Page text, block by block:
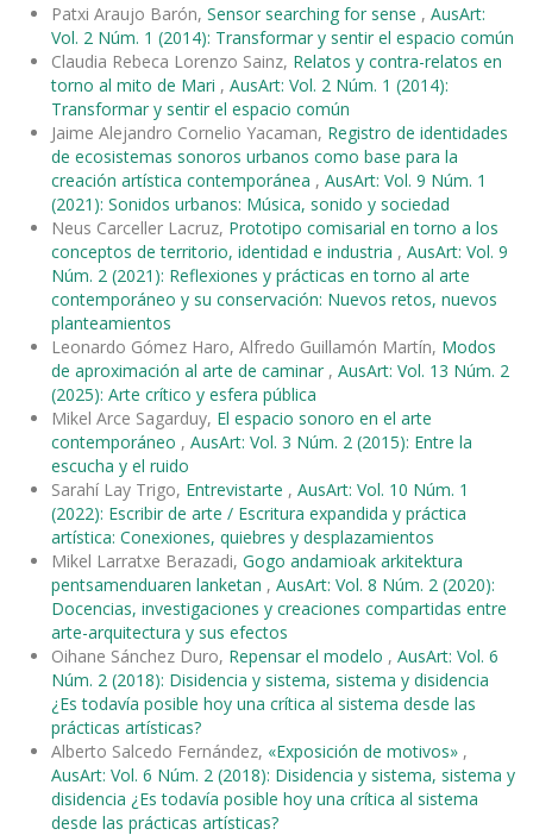
Patxi Araujo Barón, Sensor searching for sense , AusArt:
Vol. 2 Núm. 1 (2014): Transformar y sentir el espacio común
Claudia Rebeca Lorenzo Sainz, Relatos y contra-relatos en
torno al mito de Mari , AusArt: Vol. 2 Núm. 1 (2014):
Transformar y sentir el espacio común
Jaime Alejandro Cornelio Yacaman, Registro de identidades
de ecosistemas sonoros urbanos como base para la
creación artística contemporánea , AusArt: Vol. 9 Núm. 1
(2021): Sonidos urbanos: Música, sonido y sociedad
Neus Carceller Lacruz, Prototipo comisarial en torno a los
conceptos de territorio, identidad e industria , AusArt: Vol. 9
Núm. 2 (2021): Reflexiones y prácticas en torno al arte
contemporáneo y su conservación: Nuevos retos, nuevos
planteamientos
Leonardo Gómez Haro, Alfredo Guillamón Martín, Modos
de aproximación al arte de caminar , AusArt: Vol. 13 Núm. 2
(2025): Arte crítico y esfera pública
Mikel Arce Sagarduy, El espacio sonoro en el arte
contemporáneo , AusArt: Vol. 3 Núm. 2 (2015): Entre la
escucha y el ruido
Sarahí Lay Trigo, Entrevistarte , AusArt: Vol. 10 Núm. 1
(2022): Escribir de arte / Escritura expandida y práctica
artística: Conexiones, quiebres y desplazamientos
Mikel Larratxe Berazadi, Gogo andamioak arkitektura
pentsamenduaren lanketan , AusArt: Vol. 8 Núm. 2 (2020):
Docencias, investigaciones y creaciones compartidas entre
arte-arquitectura y sus efectos
Oihane Sánchez Duro, Repensar el modelo , AusArt: Vol. 6
Núm. 2 (2018): Disidencia y sistema, sistema y disidencia
¿Es todavía posible hoy una crítica al sistema desde las
prácticas artísticas?
Alberto Salcedo Fernández, «Exposición de motivos» ,
AusArt: Vol. 6 Núm. 2 (2018): Disidencia y sistema, sistema y
disidencia ¿Es todavía posible hoy una crítica al sistema
desde las prácticas artísticas?